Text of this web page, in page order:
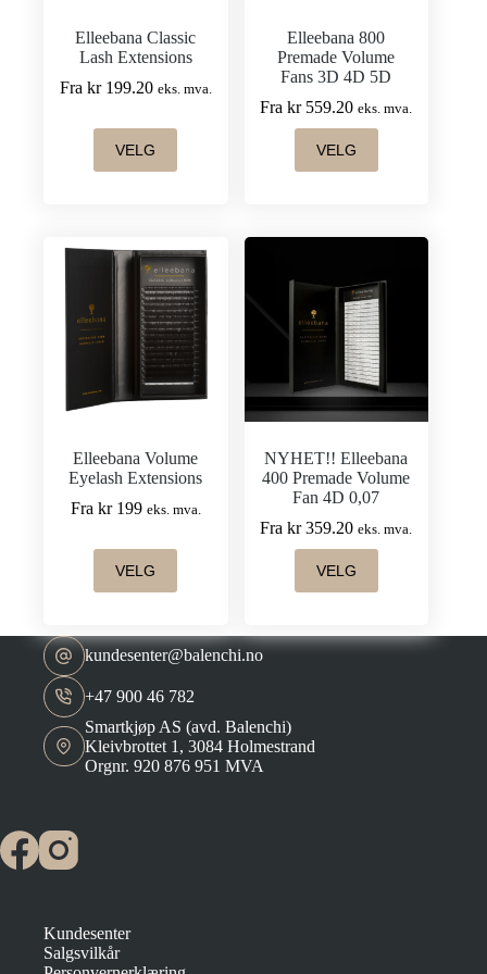
Elleebana Classic
Lash Extensions
Fra kr199.20 eks. mva.
VELGproduktet
har
kan
velges
på
produktsiden
Elleebana 800
Premade Volume
Fans 3D 4D 5D
Frakr559.20 eks. mva.
VELGproduktet
har
Alternativene
på
produktsiden
Elleebana Volume
Eyelash Extensions
Fra kr199 eks. mva.
VELGproduktet
har
varianter.
Alternativene
velges
produktsiden
NYHET!! Elleebana
400 Premade Volume
Fan 4D 0,07
Frakr359.20 eks. mva.
VELGproduktet
har
varianter.
kundesenter@balenchi.no
+47 900 46 782
Smartkjøp AS (avd. Balenchi)
Kleivbrottet 1, 3084 Holmestrand
Orgnr. 920 876 951 MVA
Kundesenter
Salgsvilkår